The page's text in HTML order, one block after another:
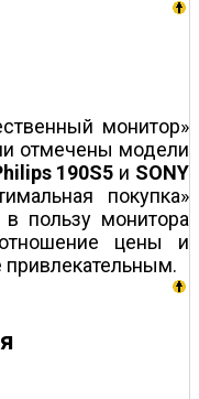
монитор»
отмечены модели
190S5 и SONY
покупка»
пользу монитора
цены и
привлекательным.